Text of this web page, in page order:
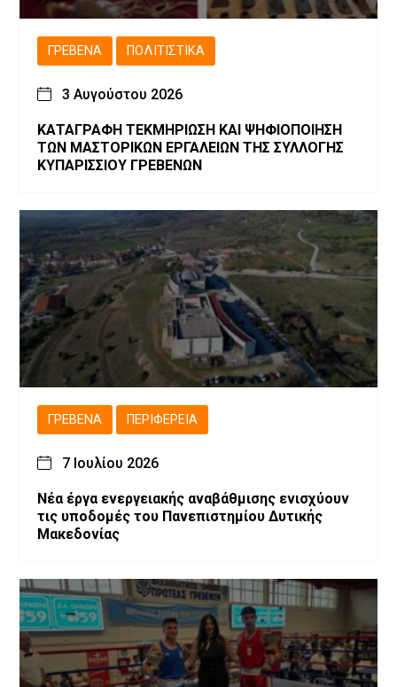
ΓΡΕΒΕΝΆ ΠΟΛΙΤΙΣΤΙΚΆ
3 Αυγούστου 2026
ΚΑΤΑΓΡΑΦΗ ΤΕΚΜΗΡΙΩΣΗ ΚΑΙ ΨΗΦΙΟΠΟΙΗΣΗ
ΤΩΝ ΜΑΣΤΟΡΙΚΩΝ ΕΡΓΑΛΕΙΩΝ ΤΗΣ ΣΥΛΛΟΓΗΣ
ΚΥΠΑΡΙΣΣΙΟΥ ΓΡΕΒΕΝΩΝ
ΓΡΕΒΕΝΆ ΠΕΡΙΦΈΡΕΙΑ
7 Ιουλίου 2026
Νέα έργα ενεργειακής αναβάθμισης ενισχύουν
τις υποδομές του Πανεπιστημίου Δυτικής
Μακεδονίας